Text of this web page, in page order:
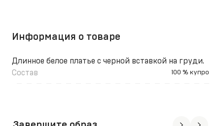
Информация о товаре
Длинное белое платье с черной вставкой на груди.
Состав
100 % купро